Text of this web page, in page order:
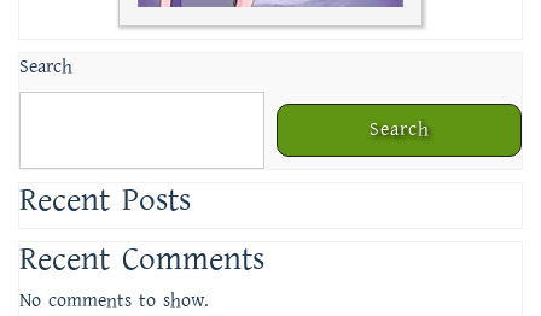
Search
Search
Recent Posts
Recent Comments
No comments to show.